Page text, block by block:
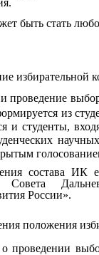
быть стать
избирательной
проведение
из
и студенты,
состава ИК
Совета
России».
положения
о проведении